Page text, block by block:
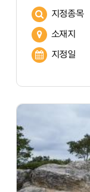
지정종목
소재지
지정일